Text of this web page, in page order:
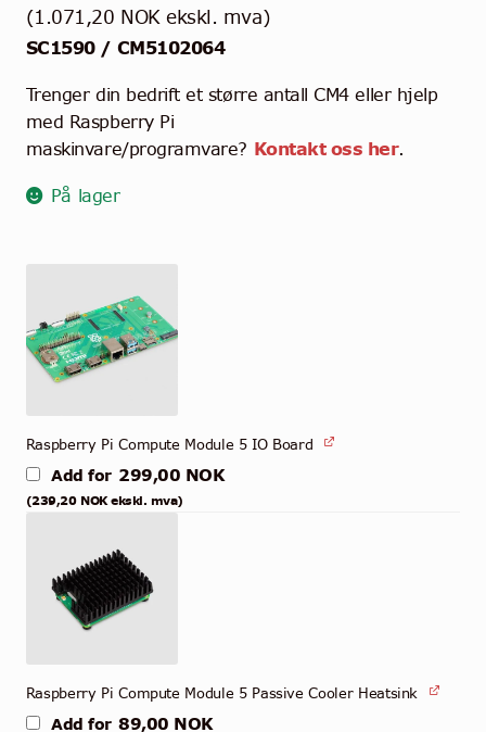
(1.071,20 NOKekskl. mva)
SC1590 / CM5102064
Trenger din bedrift et større antall CM4 eller hjelp
med Raspberry Pi
maskinvare/programvare? Kontakt oss her.
På lager
Raspberry Pi Compute Module 5 IO Board
Add for 299,00 NOK
(239,20 NOKekskl. mva)
Raspberry Pi Compute Module 5 Passive Cooler Heatsink
Add for 89,00 NOK